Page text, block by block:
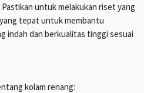
untuk melakukan riset yang
tepat untuk membantu
indah dan berkualitas tinggi sesuai
kolam renang: